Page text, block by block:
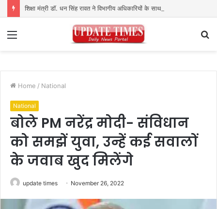
शिक्षा मंत्री डॉ. धन सिंह रावत ने विभागीय अधिकारियों के साथ की समीक्षा बैठक
Home / National
National
बोले PM नरेंद्र मोदी- संविधान
को समझें युवा, उन्हें कई सवालों
के जवाब खुद मिलेंगे
update times November 26, 2022